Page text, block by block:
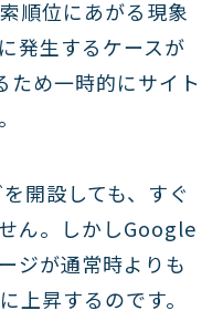
順位にあがる現象
発生するケースが
ため一時的にサイト
開設しても、すぐ
ん。しかしGoogle
ジが通常時よりも
上昇するのです。